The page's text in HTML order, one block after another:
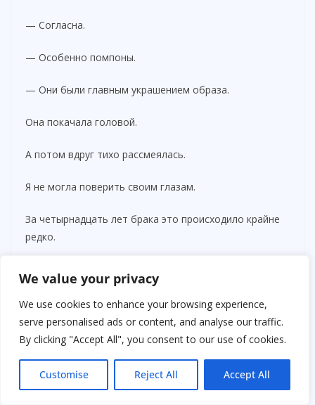
We value your privacy
We use cookies to enhance your browsing experience,
serve personalised ads or content, and analyse our traffic.
By clicking "Accept All", you consent to our use of cookies.
Customise Reject All Accept All
— Согласна.
— Особенно помпоны.
— Они были главным украшением образа.
Она покачала головой.
А потом вдруг тихо рассмеялась.
Я не могла поверить своим глазам.
За четырнадцать лет брака это происходило крайне
редко.
Звучали новые тосты.
Подавали блюда.